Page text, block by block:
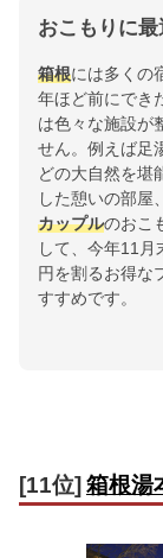
おこもりに
箱根には多くの
年ほど前にでき
は色々な施設が
せん。例えば足
どの大自然を堪
した憩いの部屋
カップルのおこ
して、今年11月
円を割るお得な
すすめです。
[11位] 箱根